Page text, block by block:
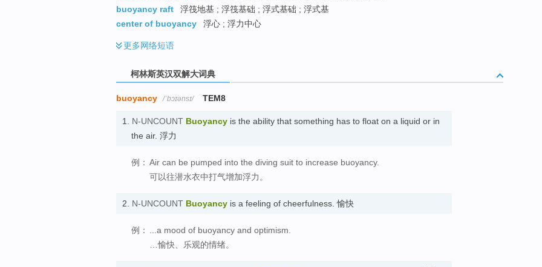
buoyancy raft
浮筏地基 ; 浮筏基础 ; 浮式基础 ; 浮式基
center of buoyancy
浮心 ; 浮力中心
更多网络短语
柯林斯英汉双解大词典
buoyancy /ˈbɔɪənsɪ/ TEM8
1. N-UNCOUNT Buoyancy is the ability that something has to float on a liquid or in
the air. 浮力
例： Air can be pumped into the diving suit to increase buoyancy.
可以往潜水衣中打气增加浮力。
2. N-UNCOUNT Buoyancy is a feeling of cheerfulness. 愉快
例：
...a mood of buoyancy and optimism.
…愉快、乐观的情绪。